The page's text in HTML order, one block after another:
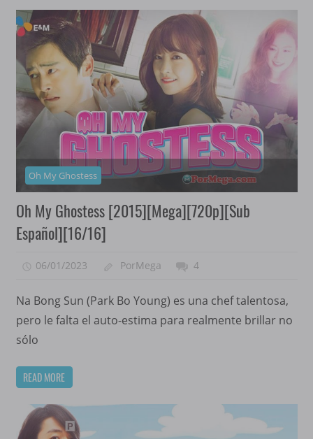
Oh My Ghostess
Oh My Ghostess [2015][Mega][720p][Sub
Español][16/16]
06/01/2023 PorMega 4
Na Bong Sun (Park Bo Young) es una chef talentosa,
pero le falta el auto-estima para realmente brillar no
sólo
READ MORE